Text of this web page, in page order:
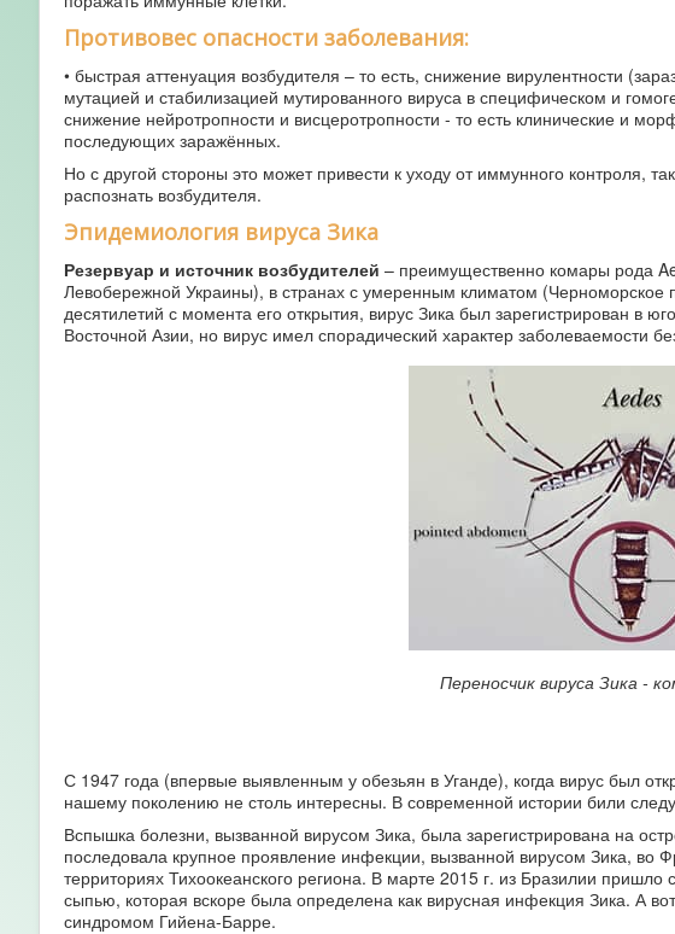
Противовес опасности заболевания:
• быстрая аттенуация возбудителя – то есть, снижение вирулентности
мутацией и стабилизацией мутированного вируса в специфическом и
снижение нейротропности и висцеротропности - то есть клинические и
последующих заражённых.
Но с другой стороны это может привести к уходу от иммунного контроля,
распознать возбудителя.
Эпидемиология вируса Зика
Резервуар и источник возбудителей – преимущественно комары рода
Левобережной Украины), в странах с умеренным климатом (Черноморское
десятилетий с момента его открытия, вирус Зика был зарегистрирован в
Восточной Азии, но вирус имел спорадический характер заболеваемости
Переносчик вируса Зика -
С 1947 года (впервые выявленным у обезьян в Уганде), когда вирус был
нашему поколению не столь интересны. В современной истории били
Вспышка болезни, вызванной вирусом Зика, была зарегистрирована на
последовала крупное проявление инфекции, вызванной вирусом Зика, во
территориях Тихоокеанского региона. В марте 2015 г. из Бразилии
сыпью, которая вскоре была определена как вирусная инфекция Зика. А
синдромом Гийена-Барре.